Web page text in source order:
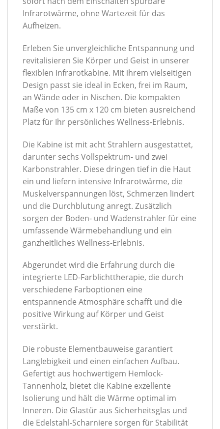
Infrarotwärme, ohne Wartezeit für das
Aufheizen.
Erleben Sie unvergleichliche Entspannung und
revitalisieren Sie Körper und Geist in unserer
flexiblen Infrarotkabine. Mit ihrem vielseitigen
Design passt sie ideal in Ecken, frei im Raum,
an Wände oder in Nischen. Die kompakten
Maße von 135 cm x 120 cm bieten ausreichend
Platz für Ihr persönliches Wellness-Erlebnis.
Die Kabine ist mit acht Strahlern ausgestattet,
darunter sechs Vollspektrum- und zwei
Karbonstrahler. Diese dringen tief in die Haut
ein und liefern intensive Infrarotwärme, die
Muskelverspannungen löst, Schmerzen lindert
und die Durchblutung anregt. Zusätzlich
sorgen der Boden- und Wadenstrahler für eine
umfassende Wärmebehandlung und ein
ganzheitliches Wellness-Erlebnis.
Abgerundet wird die Erfahrung durch die
integrierte LED-Farblichttherapie, die durch
verschiedene Farboptionen eine
entspannende Atmosphäre schafft und die
positive Wirkung auf Körper und Geist
verstärkt.
Die robuste Elementbauweise garantiert
Langlebigkeit und einen einfachen Aufbau.
Gefertigt aus hochwertigem Hemlock-
Tannenholz, bietet die Kabine exzellente
Isolierung und hält die Wärme optimal im
Inneren. Die Glastür aus Sicherheitsglas und
die Edelstahl-Scharniere sorgen für Stabilität